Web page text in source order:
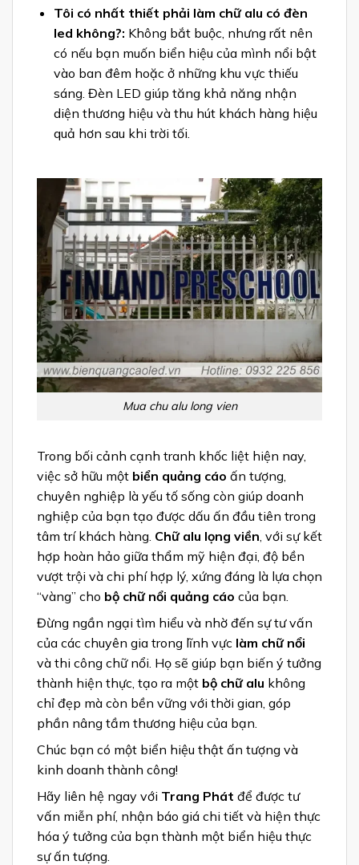
Tôi có nhất thiết phải làm chữ alu có đèn
led không?: Không bắt buộc, nhưng rất nên
có nếu bạn muốn biển hiệu của mình nổi bật
vào ban đêm hoặc ở những khu vực thiếu
sáng. Đèn LED giúp tăng khả năng nhận
diện thương hiệu và thu hút khách hàng hiệu
quả hơn sau khi trời tối.
Mua chu alu long vien
Trong bối cảnh cạnh tranh khốc liệt hiện nay,
việc sở hữu một biển quảng cáo ấn tượng,
chuyên nghiệp là yếu tố sống còn giúp doanh
nghiệp của bạn tạo được dấu ấn đầu tiên trong
tâm trí khách hàng. Chữ alu lọng viền , với sự kết
hợp hoàn hảo giữa thẩm mỹ hiện đại, độ bền
vượt trội và chi phí hợp lý, xứng đáng là lựa chọn
“vàng” cho bộ chữ nổi quảng cáo của bạn.
Đừng ngần ngại tìm hiểu và nhờ đến sự tư vấn
của các chuyên gia trong lĩnh vực làm chữ nổi
và thi công chữ nổi. Họ sẽ giúp bạn biến ý tưởng
thành hiện thực, tạo ra một bộ chữ alu không
chỉ đẹp mà còn bền vững với thời gian, góp
phần nâng tầm thương hiệu của bạn.
Chúc bạn có một biển hiệu thật ấn tượng và
kinh doanh thành công!
Hãy liên hệ ngay với Trang Phát để được tư
vấn miễn phí, nhận báo giá chi tiết và hiện thực
hóa ý tưởng của bạn thành một biển hiệu thực
sự ấn tượng.